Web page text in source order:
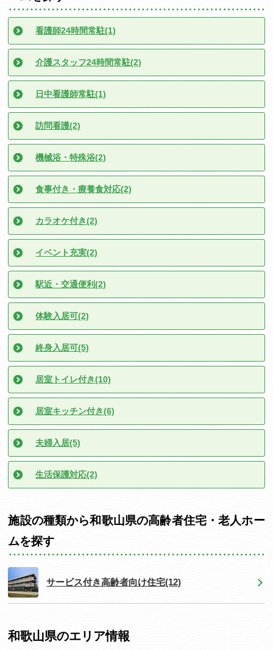
看護師24時間常駐(1)
介護スタッフ24時間常駐(2)
日中看護師常駐(1)
訪問看護(2)
機械浴・特殊浴(2)
食事付き・療養食対応(2)
カラオケ付き(2)
イベント充実(2)
駅近・交通便利(2)
体験入居可(2)
終身入居可(5)
居室トイレ付き(10)
居室キッチン付き(6)
夫婦入居(5)
生活保護対応(2)
施設の種類から和歌山県の高齢者住宅・老人ホー
ムを探す
サービス付き高齢者向け住宅(12)
和歌山県のエリア情報